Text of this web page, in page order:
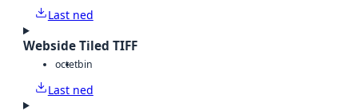
Last ned
Webside Tiled TIFF
octetbin
Last ned